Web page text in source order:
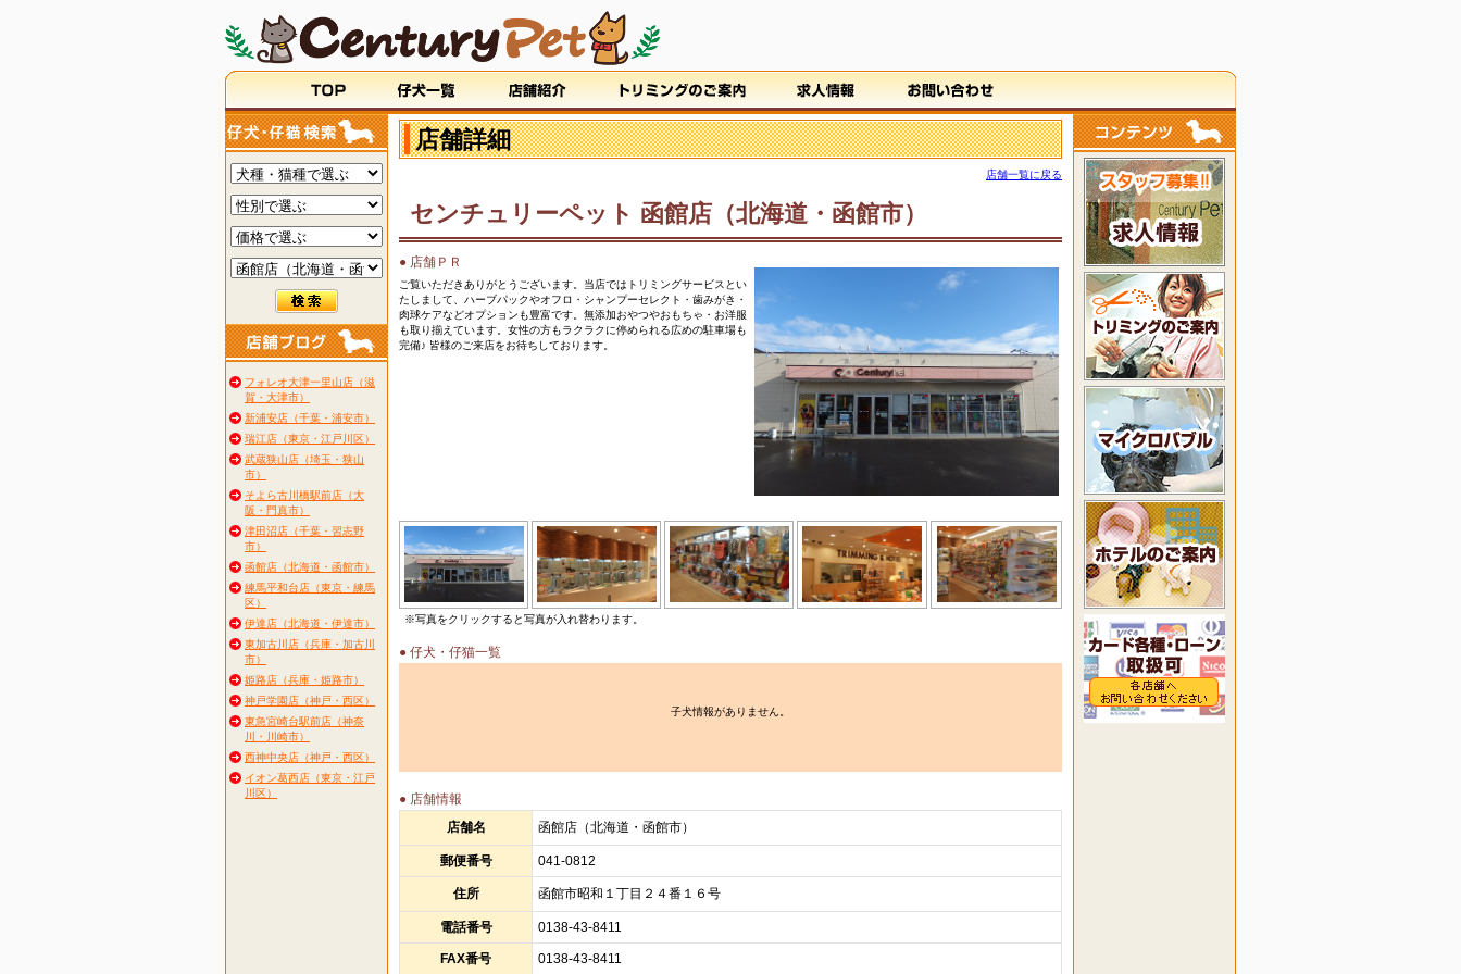
フォレオ大津一里山店（滋
賀・大津市）
新浦安店（千葉・浦安市）
瑞江店（東京・江戸川区）
武蔵狭山店（埼玉・狭山
市）
そよら古川橋駅前店（大
阪・門真市）
津田沼店（千葉・習志野
市）
函館店（北海道・函館市）
練馬平和台店（東京・練馬
区）
伊達店（北海道・伊達市）
東加古川店（兵庫・加古川
市）
姫路店（兵庫・姫路市）
神戸学園店（神戸・西区）
東急宮崎台駅前店（神奈
川・川崎市）
西神中央店（神戸・西区）
イオン葛西店（東京・江戸
川区）
店舗詳細
店舗一覧に戻る
センチュリーペット 函館店（北海道・函館市）
● 店舗ＰＲ
ご覧いただきありがとうございます。当店ではトリミングサービスとい
たしまして、ハーブパックやオフロ・シャンプーセレクト・歯みがき・
肉球ケアなどオプションも豊富です。無添加おやつやおもちゃ・お洋服
も取り揃えています。女性の方もラクラクに停められる広めの駐車場も
完備♪ 皆様のご来店をお待ちしております。
※写真をクリックすると写真が入れ替わります。
● 仔犬・仔猫一覧
子犬情報がありません。
● 店舗情報
店舗名
函館店（北海道・函館市）
郵便番号 041-0812
住所 函館市昭和１丁目２４番１６号
電話番号 0138-43-8411
FAX番号 0138-43-8411